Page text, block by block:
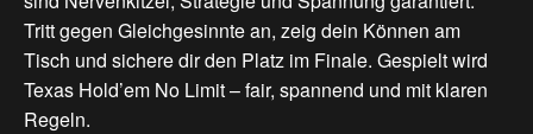
Tritt gegen Gleichgesinnte an, zeig dein Können am
Tisch und sichere dir den Platz im Finale. Gespielt wird
Texas Hold’em No Limit – fair, spannend und mit klaren
Regeln.